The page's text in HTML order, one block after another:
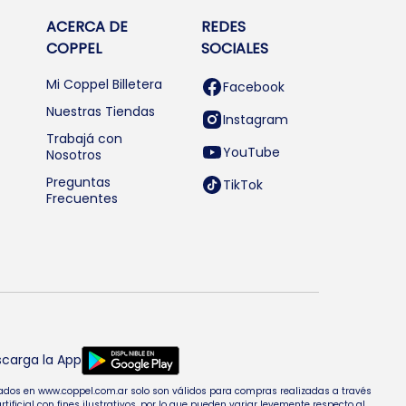
ACERCA DE
COPPEL
Mi Coppel Billetera
Nuestras Tiendas
Trabajá con
Nosotros
Preguntas
Frecuentes
REDES
SOCIALES
Facebook
Instagram
YouTube
TikTok
la App
en www.coppel.com.ar solo son válidos para compras realizadas a través